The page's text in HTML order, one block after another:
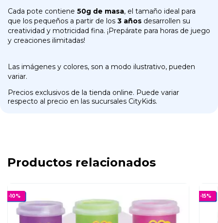
Cada pote contiene 50g de masa, el tamaño ideal para
que los pequeños a partir de los 3 años desarrollen su
creatividad y motricidad fina. ¡Prepárate para horas de juego
y creaciones ilimitadas!
Las imágenes y colores, son a modo ilustrativo, pueden
variar.
Precios exclusivos de la tienda online. Puede variar
respecto al precio en las sucursales CityKids.
Productos relacionados
-10% -15%